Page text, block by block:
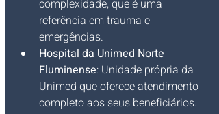
complexidade, que é uma
referência em trauma e
emergências.
Hospital da Unimed Norte
Fluminense: Unidade própria da
Unimed que oferece atendimento
completo aos seus beneficiários.